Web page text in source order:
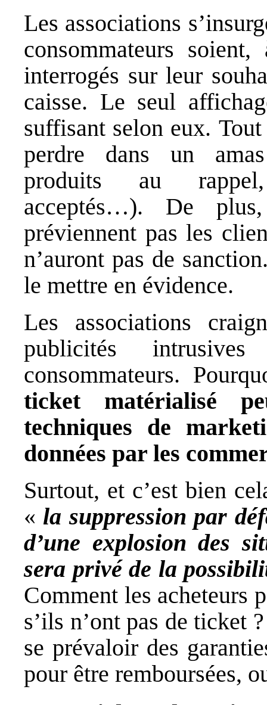
Les associations
consommateurs
interrogés sur leur
caisse. Le seul
suffisant selon eux.
perdre dans un
produits au
acceptés…). De
préviennent pas les
n’auront pas de
le mettre en évidence.
Les associations
publicités
consommateurs.
ticket matérialisé
techniques de
données par les
Surtout, et c’est bien
« la suppression par
d’une explosion des
sera privé de la
Comment les acheteurs
s’ils n’ont pas de ticket
se prévaloir des
pour être remboursées,